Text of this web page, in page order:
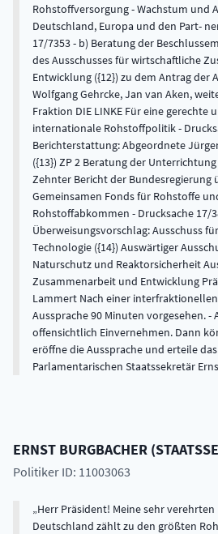
Rohstoffversorgung - Wachstum und
Deutschland, Europa und den Part-
17/7353 - b) Beratung der
des Ausschusses für wirtschaftliche
Entwicklung ({12}) zu dem Antrag der
Wolfgang Gehrcke, Jan van Aken,
Fraktion DIE LINKE Für eine
internationale Rohstoffpolitik -
Berichterstattung: Abgeordnete
({13}) ZP 2 Beratung der
Zehnter Bericht der Bundesregierung
Gemeinsamen Fonds für Rohstoffe
Rohstoffabkommen - Drucksache 17/
Überweisungsvorschlag: Ausschuss
Technologie ({14}) Auswärtiger
Naturschutz und Reaktorsicherheit
Zusammenarbeit und Entwicklung
Lammert Nach einer
Aussprache 90 Minuten vorgesehen. -
offensichtlich Einvernehmen. Dann
eröffne die Aussprache und erteile
Parlamentarischen Staatssekretär
ERNST BURGBACHER (
Politiker ID: 11003063
Herr Präsident! Meine sehr
Deutschland zählt zu den größten